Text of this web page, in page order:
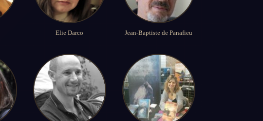
Elie Darco Jean-Baptiste de Panafieu